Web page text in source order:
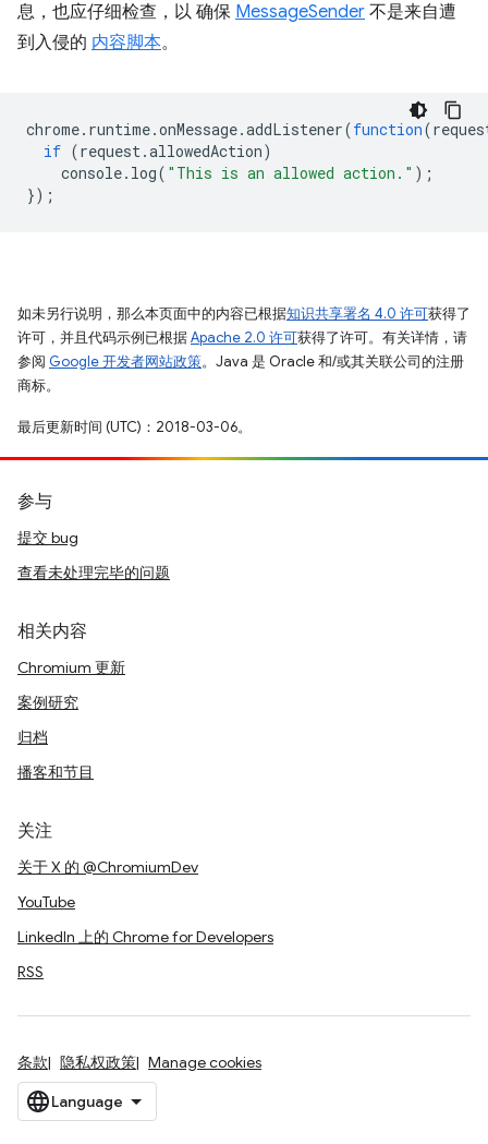
息，也应仔细检查，以 确保 MessageSender 不是来自遭
到入侵的 内容脚本。
chrome. runtime.onMessage.addListener(function(
if (request.allowedAction)
console. log( "This is an allowed action." );
});
如未另行说明，那么本页面中的内容已根据知识共享署名 4.0 许可获得了
许可，并且代码示例已根据Apache 2.0 许可获得了许可。有关详情，请
参阅 Google 开发者网站政策。Java 是 Oracle 和/或其关联公司的注册
商标。
最后更新时间 (UTC)：2018-03-06。
参与
提交 bug
查看未处理完毕的问题
相关内容
Chromium 更新
案例研究
归档
播客和节目
关注
关于 X 的 @ChromiumDev
YouTube
LinkedIn 上的 Chrome for Developers
RSS
条款 隐私权政策 Manage cookies